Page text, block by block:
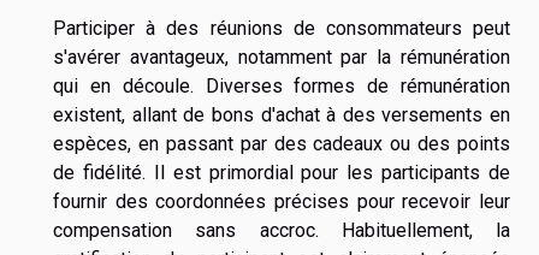
Participer à des réunions de consommateurs peut
s'avérer avantageux, notamment par la rémunération
qui en découle. Diverses formes de rémunération
existent, allant de bons d'achat à des versements en
espèces, en passant par des cadeaux ou des points
de fidélité. Il est primordial pour les participants de
fournir des coordonnées précises pour recevoir leur
compensation sans accroc. Habituellement, la